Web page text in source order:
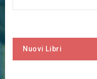
Nuovi Libri